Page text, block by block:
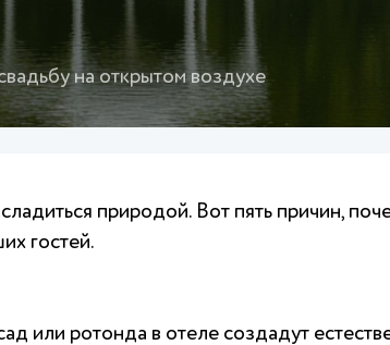
на открытом воздухе
природой. Вот пять причин,
гостей.
или ротонда в отеле создадут